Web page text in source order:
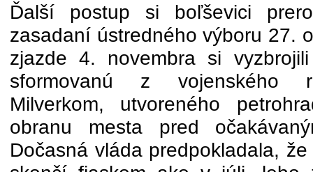
Ďalší postup si boľševici
zasadaní ústredného výboru 27.
zjazde 4. novembra si
sformovanú z vojenského
Milverkom, utvoreného
obranu mesta pred
Dočasná vláda predpokladala,